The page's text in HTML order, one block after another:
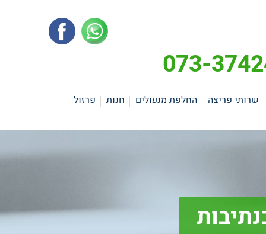
שרותי פריצה החלפת מנעולים חנות פרזול